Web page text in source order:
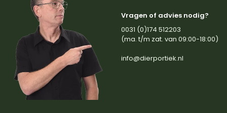
Vragen of advies nodig?
0031 (0)174 512203
(ma. t/m zat. van 09:00-18:00)
info@dierportiek.nl